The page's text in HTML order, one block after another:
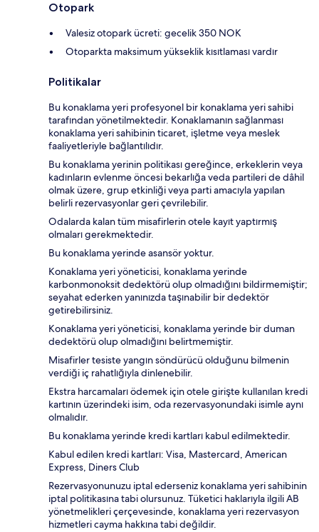
Otopark
Valesiz otopark ücreti: gecelik 350 NOK
Otoparkta maksimum yükseklik kısıtlaması vardır
Politikalar
Bu konaklama yeri profesyonel bir konaklama yeri sahibi
tarafından yönetilmektedir. Konaklamanın sağlanması
konaklama yeri sahibinin ticaret, işletme veya meslek
faaliyetleriyle bağlantılıdır.
Bu konaklama yerinin politikası gereğince, erkeklerin veya
kadınların evlenme öncesi bekarlığa veda partileri de dâhil
olmak üzere, grup etkinliği veya parti amacıyla yapılan
belirli rezervasyonlar geri çevrilebilir.
Odalarda kalan tüm misafirlerin otele kayıt yaptırmış
olmaları gerekmektedir.
Bu konaklama yerinde asansör yoktur.
Konaklama yeri yöneticisi, konaklama yerinde
karbonmonoksit dedektörü olup olmadığını bildirmemiştir;
seyahat ederken yanınızda taşınabilir bir dedektör
getirebilirsiniz.
Konaklama yeri yöneticisi, konaklama yerinde bir duman
dedektörü olup olmadığını belirtmemiştir.
Misafirler tesiste yangın söndürücü olduğunu bilmenin
verdiği iç rahatlığıyla dinlenebilir.
Ekstra harcamaları ödemek için otele girişte kullanılan kredi
kartının üzerindeki isim, oda rezervasyonundaki isimle aynı
olmalıdır.
Bu konaklama yerinde kredi kartları kabul edilmektedir.
Kabul edilen kredi kartları: Visa, Mastercard, American
Express, Diners Club
Rezervasyonunuzu iptal ederseniz konaklama yeri sahibinin
iptal politikasına tabi olursunuz. Tüketici haklarıyla ilgili AB
yönetmelikleri çerçevesinde, konaklama yeri rezervasyon
hizmetleri cayma hakkına tabi değildir.